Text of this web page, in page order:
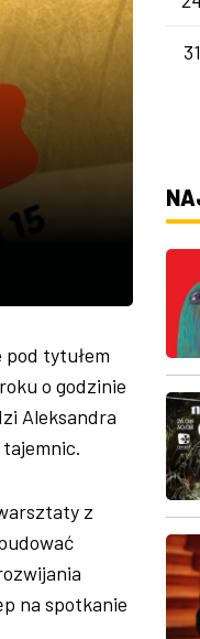
tytułem
o godzinie
Aleksandra
z
na spotkanie
31